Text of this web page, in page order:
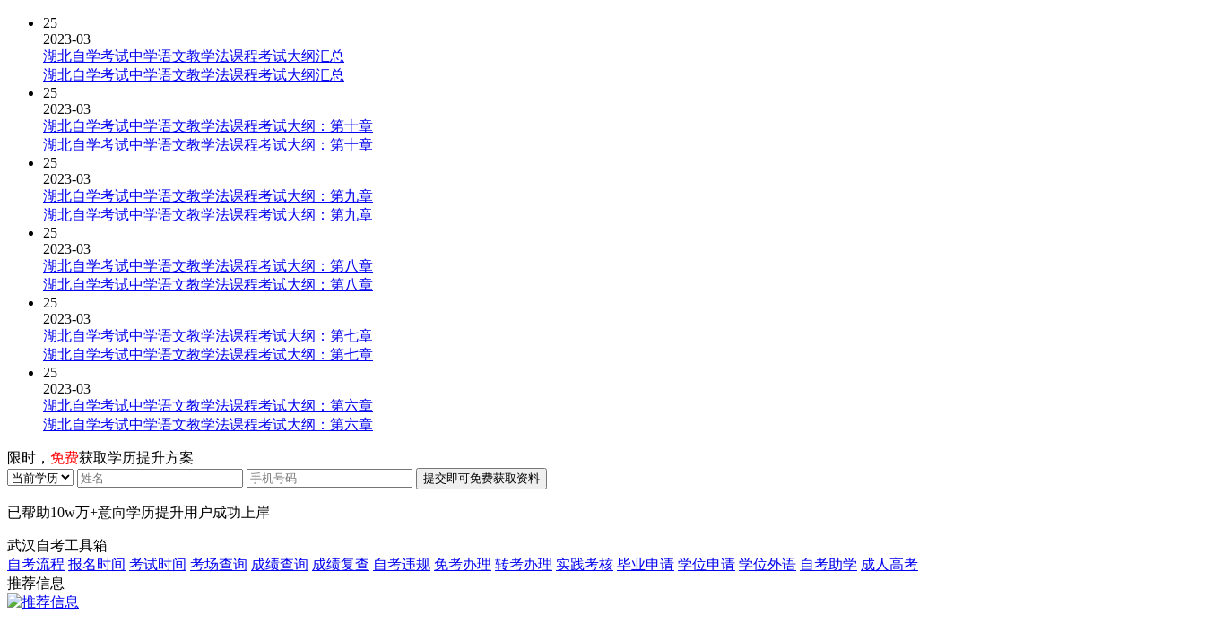
25
2023-03
湖北自学考试中学语文教学法课程考试大纲汇总
湖北自学考试中学语文教学法课程考试大纲汇总
25
2023-03
湖北自学考试中学语文教学法课程考试大纲：第十章
湖北自学考试中学语文教学法课程考试大纲：第十章
25
2023-03
湖北自学考试中学语文教学法课程考试大纲：第九章
湖北自学考试中学语文教学法课程考试大纲：第九章
25
2023-03
湖北自学考试中学语文教学法课程考试大纲：第八章
湖北自学考试中学语文教学法课程考试大纲：第八章
25
2023-03
湖北自学考试中学语文教学法课程考试大纲：第七章
湖北自学考试中学语文教学法课程考试大纲：第七章
25
2023-03
湖北自学考试中学语文教学法课程考试大纲：第六章
湖北自学考试中学语文教学法课程考试大纲：第六章
限时， 免费获取学历提升方案
已帮助10w万+意向学历提升用户成功上岸
武汉自考工具箱
自考流程 报名时间 考试时间 考场查询 成绩查询 成绩复查 自考违规 免考办理 转考办理 实践考核 毕业申请 学位申请 学位外语 自考助学 成人高考
推荐信息